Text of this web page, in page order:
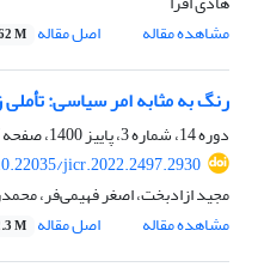
مشاهده مقاله
اصل مقاله M
رنگ به مثابه امر سیاسی:
دوره 14، شماره 3، پاییز 1400، صفحه
jicr.2022.2497.2930
مجید ازادبخت، اصغر فهیمی‌فر،
مشاهده مقاله
اصل مقاله M